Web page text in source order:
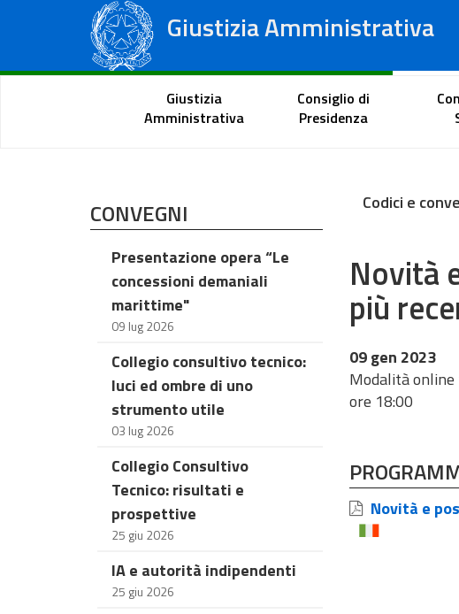
Giustizia Amministrativa
Tribunali Amministrativi Regionali
Portale del cittadino
Giustizia
Amministrativa
Consiglio di
Presidenza
CONVEGNI
Presentazione opera “Le
concessioni demaniali
marittime"
09 lug 2026
Collegio consultivo tecnico:
luci ed ombre di uno
strumento utile
03 lug 2026
Collegio Consultivo
Tecnico: risultati e
prospettive
25 giu 2026
IA e autorità indipendenti
25 giu 2026
Codici e
Novità
più
09 gen 2023
Modalità
​​​​​​​ore 18:00
Novità e